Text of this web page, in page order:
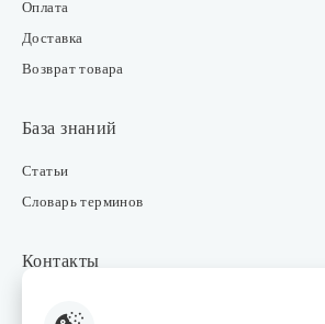
Оплата
Доставка
Возврат товара
База знаний
Статьи
Словарь терминов
Контакты